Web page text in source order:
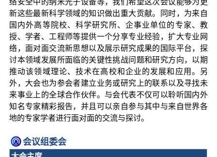
络安全中的纳米光子设备等，我们希望这次会议能够为更
新这些最新科学领域的知识做出重大贡献。同时，为来自
国内外高等院校、科学研究所、企事业单位的专家、教
授、学者、工程师等提供一个分享专业经验，扩大专业网
络，面对面交流新思想以及展示研究成果的国际平台，探
讨本领域发展所面临的关键性挑战问题和研究方向，以期
推动该领域理论、技术在高校和企业的发展和应用。 另
外，大会也为参会者建立业务或研究上的联系以及寻找未
来事业上的全球合作伙伴。与会代表不仅可以聆听国内外
知名专家精彩报告，并且可以亲自参与其中与来自世界各
地的专家学者进行面对面的交流与探讨。
会议组委会